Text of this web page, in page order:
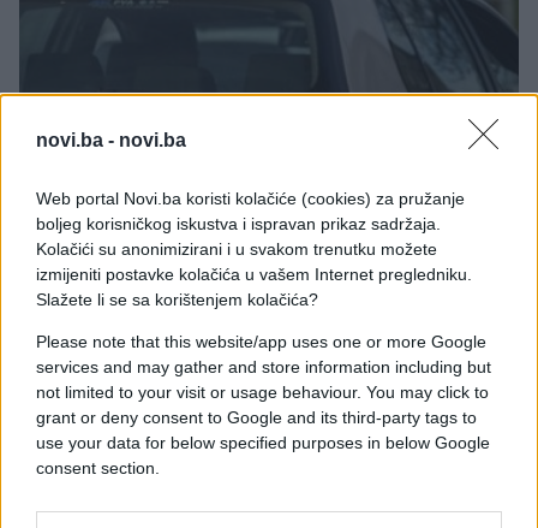
novi.ba - novi.ba
Web portal Novi.ba koristi kolačiće (cookies) za pružanje
boljeg korisničkog iskustva i ispravan prikaz sadržaja.
Kolačići su anonimizirani i u svakom trenutku možete
izmijeniti postavke kolačića u vašem Internet pregledniku.
Slažete li se sa korištenjem kolačića?
Please note that this website/app uses one or more Google
services and may gather and store information including but
not limited to your visit or usage behaviour. You may click to
grant or deny consent to Google and its third-party tags to
use your data for below specified purposes in below Google
consent section.
CRNA HRONIKA
06.03.17. 17:06
POLICIJSKA AKCIJA NA SOCIJALNOM: Džeparoš
krao po tramvaju ali je savladan i uhapšen
Saznaj više